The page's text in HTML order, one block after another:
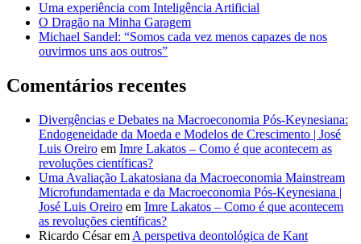
Uma experiência com Inteligência Artificial
O Dragão na Minha Garagem
Michael Sandel: “Somos cada vez menos capazes de nos
ouvirmos uns aos outros”
Comentários recentes
Divergências e Debates na Macroeconomia Pós-Keynesiana:
Endogeneidade da Moeda e Modelos de Crescimento | José
Luis Oreiro em Imre Lakatos – Como é que acontecem as
revoluções científicas?
Uma Avaliação Lakatosiana da Macroeconomia Mainstream
Microfundamentada e da Macroeconomia Pós-Keynesiana |
José Luis Oreiro em Imre Lakatos – Como é que acontecem
as revoluções científicas?
Ricardo Césarem A perspetiva deontológica de Kant